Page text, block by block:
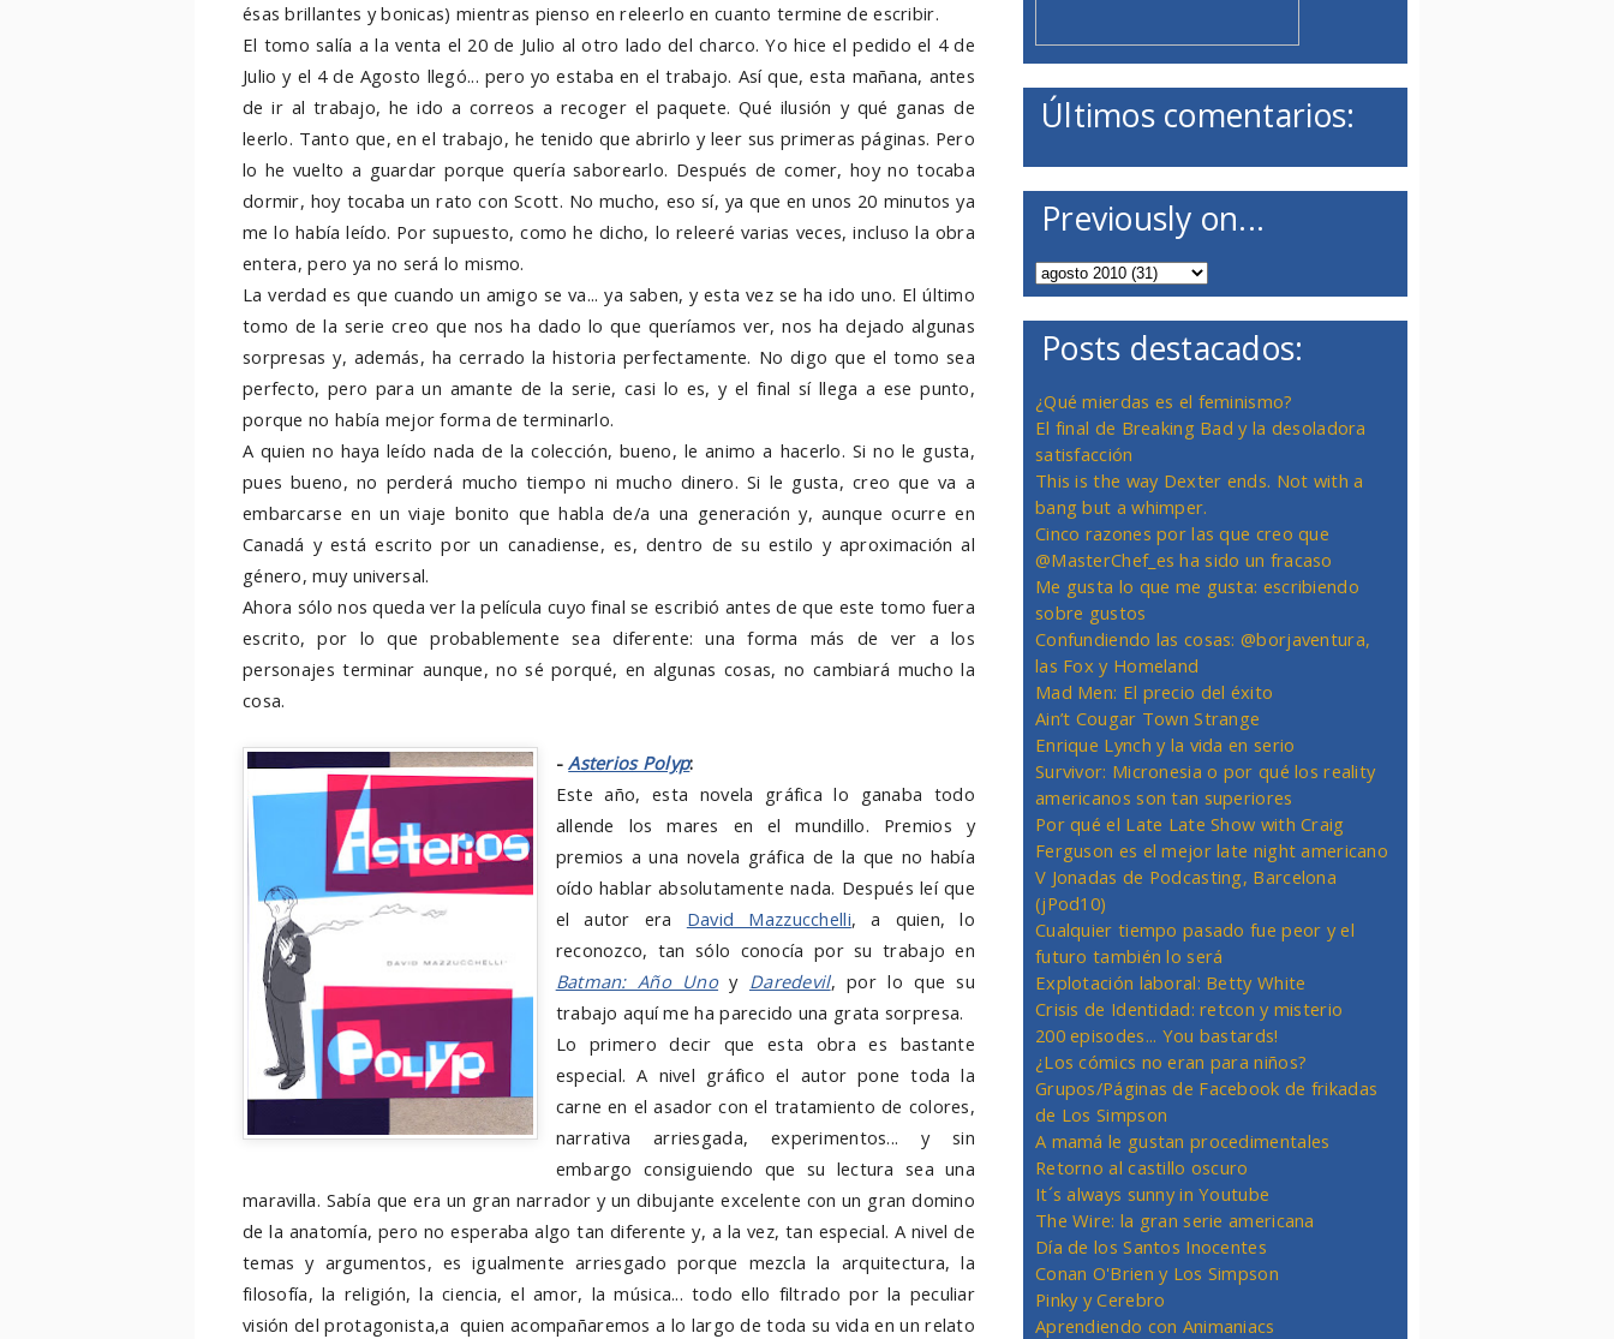
ésas brillantes y bonicas) mientras pienso en releerlo en cuanto termine de escribir.
El tomo salía a la venta el 20 de Julio al otro lado del charco. Yo hice el pedido el 4 de
Julio y el 4 de Agosto llegó... pero yo estaba en el trabajo. Así que, esta mañana, antes
de ir al trabajo, he ido a correos a recoger el paquete. Qué ilusión y qué ganas de
leerlo. Tanto que, en el trabajo, he tenido que abrirlo y leer sus primeras páginas. Pero
lo he vuelto a guardar porque quería saborearlo. Después de comer, hoy no tocaba
dormir, hoy tocaba un rato con Scott. No mucho, eso sí, ya que en unos 20 minutos ya
me lo había leído. Por supuesto, como he dicho, lo releeré varias veces, incluso la obra
entera, pero ya no será lo mismo.
La verdad es que cuando un amigo se va... ya saben, y esta vez se ha ido uno. El último
tomo de la serie creo que nos ha dado lo que queríamos ver, nos ha dejado algunas
sorpresas y, además, ha cerrado la historia perfectamente. No digo que el tomo sea
perfecto, pero para un amante de la serie, casi lo es, y el final sí llega a ese punto,
porque no había mejor forma de terminarlo.
A quien no haya leído nada de la colección, bueno, le animo a hacerlo. Si no le gusta,
pues bueno, no perderá mucho tiempo ni mucho dinero. Si le gusta, creo que va a
embarcarse en un viaje bonito que habla de/a una generación y, aunque ocurre en
Canadá y está escrito por un canadiense, es, dentro de su estilo y aproximación al
género, muy universal.
Ahora sólo nos queda ver la película cuyo final se escribió antes de que este tomo fuera
escrito, por lo que probablemente sea diferente: una forma más de ver a los
personajes terminar aunque, no sé porqué, en algunas cosas, no cambiará mucho la
cosa.
-Asterios Polyp:
Este año, esta novela gráfica lo ganaba todo
allende los mares en el mundillo. Premios y
premios a una novela gráfica de la que no había
oído hablar absolutamente nada. Después leí que
el autor era David Mazzucchelli, a quien, lo
reconozco, tan sólo conocía por su trabajo en
Batman: Año Unoy Daredevil, por lo que su
trabajo aquí me ha parecido una grata sorpresa.
Lo primero decir que esta obra es bastante
especial. A nivel gráfico el autor pone toda la
carne en el asador con el tratamiento de colores,
narrativa arriesgada, experimentos... y sin
embargo consiguiendo que su lectura sea una
maravilla. Sabía que era un gran narrador y un dibujante excelente con un gran domino
de la anatomía, pero no esperaba algo tan diferente y, a la vez, tan especial. A nivel de
temas y argumentos, es igualmente arriesgado porque mezcla la arquitectura, la
filosofía, la religión, la ciencia, el amor, la música... todo ello filtrado por la peculiar
visión del protagonista,a quien acompañaremos a lo largo de toda su vida en un relato
Últimos comentarios:
Previously on...
Posts destacados:
¿Qué mierdas es el feminismo?
El final de Breaking Bad y la desoladora
satisfacción
This is the way Dexter ends. Not with a
bang but a whimper.
Cinco razones por las que creo que
@MasterChef_es ha sido un fracaso
Me gusta lo que me gusta: escribiendo
sobre gustos
Confundiendo las cosas: @borjaventura,
las Fox y Homeland
Mad Men: El precio del éxito
Ain’t Cougar Town Strange
Enrique Lynch y la vida en serio
Survivor: Micronesia o por qué los reality
americanos son tan superiores
Por qué el Late Late Show with Craig
Ferguson es el mejor late night americano
V Jonadas de Podcasting, Barcelona
(jPod10)
Cualquier tiempo pasado fue peor y el
futuro también lo será
Explotación laboral: Betty White
Crisis de Identidad: retcon y misterio
200 episodes... You bastards!
¿Los cómics no eran para niños?
Grupos/Páginas de Facebook de frikadas
de Los Simpson
A mamá le gustan procedimentales
Retorno al castillo oscuro
It´s always sunny in Youtube
The Wire: la gran serie americana
Día de los Santos Inocentes
Conan O'Brien y Los Simpson
Pinky y Cerebro
Aprendiendo con Animaniacs